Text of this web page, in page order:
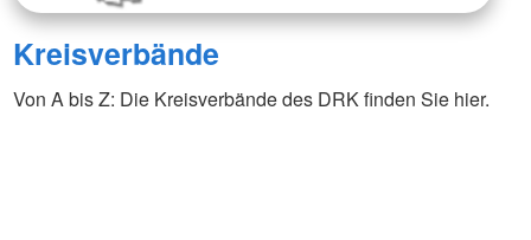
Kreisverbände
Von A bis Z: Die Kreisverbände des DRK finden Sie hier.